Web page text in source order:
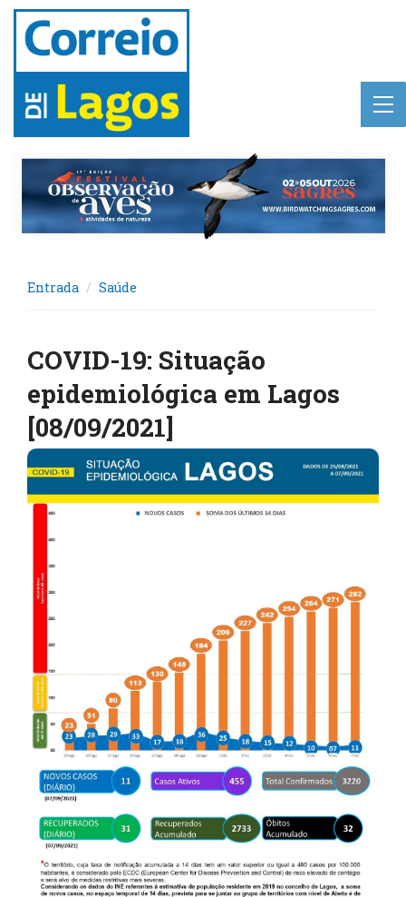
Entrada Saúde
COVID-19: Situação
epidemiológica em Lagos
[08/09/2021]